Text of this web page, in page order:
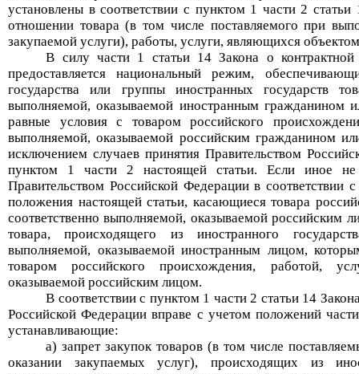
установлены в соответствии с пунктом 1 части 2
отношении товара (в том числе поставляемого при
закупаемой услуги), работы, услуги, являющихся
В силу части 1 статьи 14 Закона о
предоставляется национальный режим,
государства или группы иностранных государств
выполняемой, оказываемой иностранным гражданином
равные условия с товаром российского
выполняемой, оказываемой российским гражданином
исключением случаев принятия Правительством
пунктом 1 части 2 настоящей статьи. Если иное
Правительством Российской Федерации в соответствии
положения настоящей статьи, касающиеся товара
соответственно выполняемой, оказываемой российским
товара, происходящего из иностранного
выполняемой, оказываемой иностранным лицом,
товаром российского происхождения, работой,
оказываемой российским лицом.
В соответствии с пунктом 1 части 2 статьи 14
Российской Федерации вправе с учетом положений
устанавливающие:
а) запрет закупок товаров (в том числе
оказании закупаемых услуг), происходящих из